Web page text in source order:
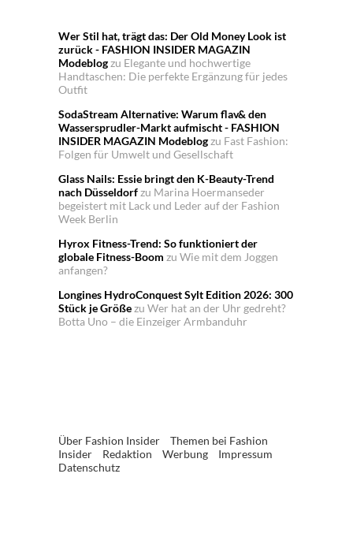
Wer Stil hat, trägt das: Der Old Money Look ist
zurück - FASHION INSIDER MAGAZIN
Modeblogzu Elegante und hochwertige
Handtaschen: Die perfekte Ergänzung für jedes
Outfit
SodaStream Alternative: Warum flav& den
Wassersprudler-Markt aufmischt - FASHION
INSIDER MAGAZIN Modeblogzu Fast Fashion:
Folgen für Umwelt und Gesellschaft
Glass Nails: Essie bringt den K-Beauty-Trend
nach Düsseldorfzu Marina Hoermanseder
begeistert mit Lack und Leder auf der Fashion
Week Berlin
Hyrox Fitness-Trend: So funktioniert der
globale Fitness-Boom zu Wie mit dem Joggen
anfangen?
Longines HydroConquest Sylt Edition 2026: 300
Stück je Größezu Wer hat an der Uhr gedreht?
Botta Uno – die Einzeiger Armbanduhr
Über Fashion Insider
Themen bei Fashion
Insider
Redaktion Werbung
Impressum
Datenschutz